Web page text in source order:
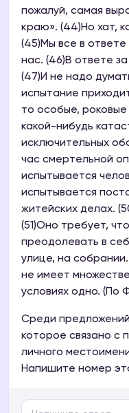
пожалуй, самая
краю». (44)Но хат,
(45)Мы все в ответе
нас. (46)В ответе
(47)И не надо
испытание
то особые, роковые
какой-нибудь
исключительных
час смертельной
испытывается
испытывается
житейских делах.
(51)Оно требует,
преодолевать в
улице, на
не имеет
условиях одно. (По
Среди
которое связано
личного
Напишите номер